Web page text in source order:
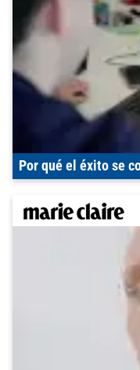
Por qué el éxito se